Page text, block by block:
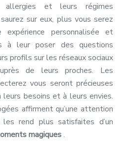
allergies et leurs régimes
sur eux, plus vous serez
personnalisée et
à leur poser des questions
profils sur les réseaux sociaux
de leurs proches. Les
vous seront précieuses
leurs besoins et à leurs envies.
affirment qu’une attention
rend plus satisfaites d’un
magiques.